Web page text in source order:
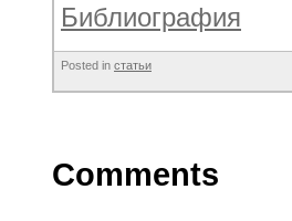
Библиография
Posted in статьи
Comments